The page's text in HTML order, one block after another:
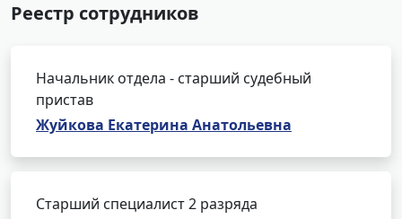
Реестр сотрудников
Начальник отдела - старший судебный
пристав
Жуйкова Екатерина Анатольевна
Старший специалист 2 разряда